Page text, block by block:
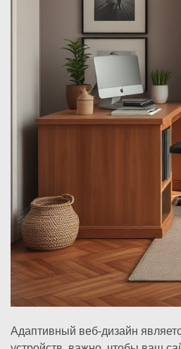
Адаптивный веб-дизайн